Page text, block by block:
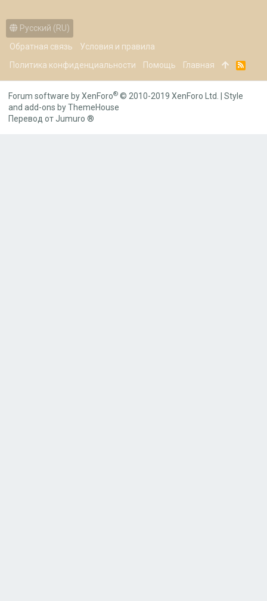
Русский (RU)
Обратная связь
Условия и правила
Политика конфиденциальности
Помощь Главная
R
Forum software by XenForo® © 2010-2019 XenForo Ltd.
Style
and add-ons by ThemeHouse
Перевод от Jumuro ®